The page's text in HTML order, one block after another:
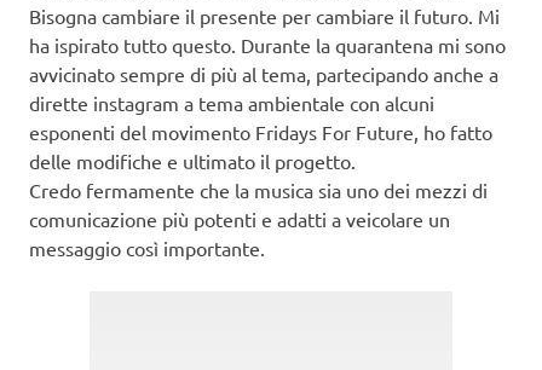
Bisogna cambiare il presente per cambiare il futuro. Mi
ha ispirato tutto questo. Durante la quarantena mi sono
avvicinato sempre di più al tema, partecipando anche a
dirette instagram a tema ambientale con alcuni
esponenti del movimento Fridays For Future, ho fatto
delle modifiche e ultimato il progetto.
Credo fermamente che la musica sia uno dei mezzi di
comunicazione più potenti e adatti a veicolare un
messaggio così importante.